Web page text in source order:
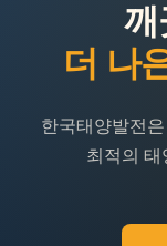
깨
더 나
한국태양발전
최적의 태